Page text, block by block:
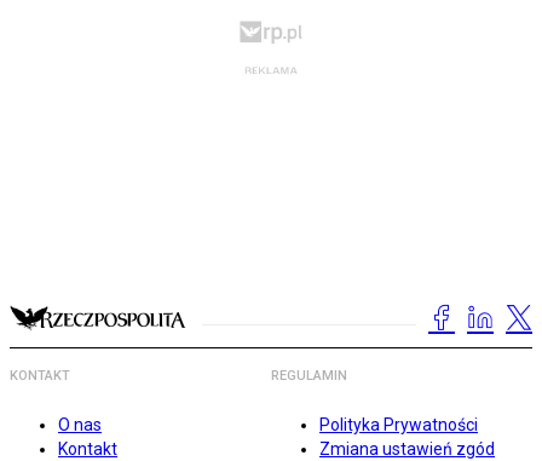
KONTAKT
O nas
Kontakt
REGULAMIN
Polityka Prywatności
Zmiana ustawień zgód